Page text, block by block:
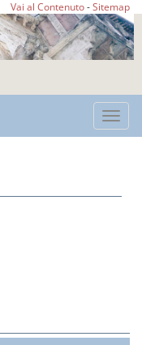
Vai al Contenuto-Sitemap